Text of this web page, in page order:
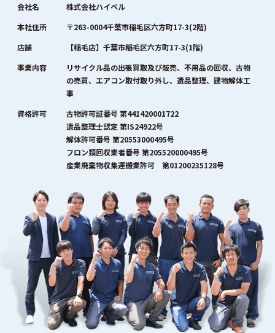
会社名
株式会社ハイペル
本社住所
〒263-0004千葉市稲毛区六方町17-3(2階)
店舗
【稲毛店】千葉市稲毛区六方町17-3(1階)
事業内容
リサイクル品の出張買取及び販売、不用品の回収、古物
の売買、エアコン取付取り外し、遺品整理、建物解体工
事
資格許可
古物許可証番号 第441420001722
遺品整理士認定 第IS24922号
解体許可番号 第20553000495号
フロン類回収業者番号 第205520000495号
産業廃棄物収集運搬業許可 第01200235128号